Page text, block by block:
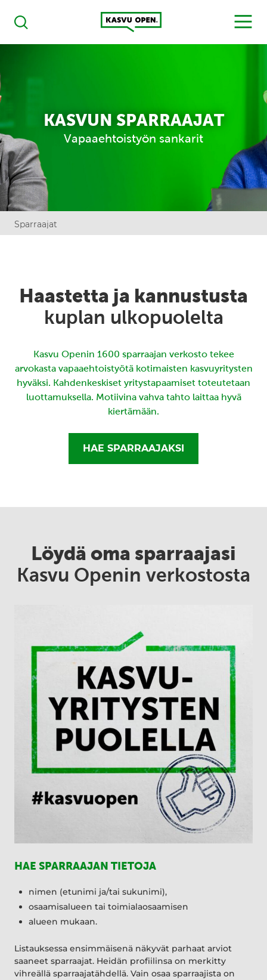
Haku
Kasvu Open
MENU
KASVUN SPARRAAJAT
Vapaaehtoistyön sankarit
Sparraajat
Haastetta ja kannustusta
kuplan ulkopuolelta
Kasvu Openin 1600 sparraajan verkosto tekee
arvokasta vapaaehtoistyötä kotimaisten kasvuyritysten
hyväksi. Kahdenkeskiset yritystapaamiset toteutetaan
luottamuksella. Motiivina vahva tahto laittaa hyvä
kiertämään.
HAE SPARRAAJAKSI
Löydä oma sparraajasi
Kasvu Openin verkostosta
HAE SPARRAAJAN TIETOJA
nimen (etunimi ja/tai sukunimi),
osaamisalueen tai toimialaosaamisen
alueen mukaan.
Listauksessa ensimmäisenä näkyvät parhaat arviot
saaneet sparraajat. Heidän profiilinsa on merkitty
vihreällä sparraajatähdellä. Vain osaa sparraajista on